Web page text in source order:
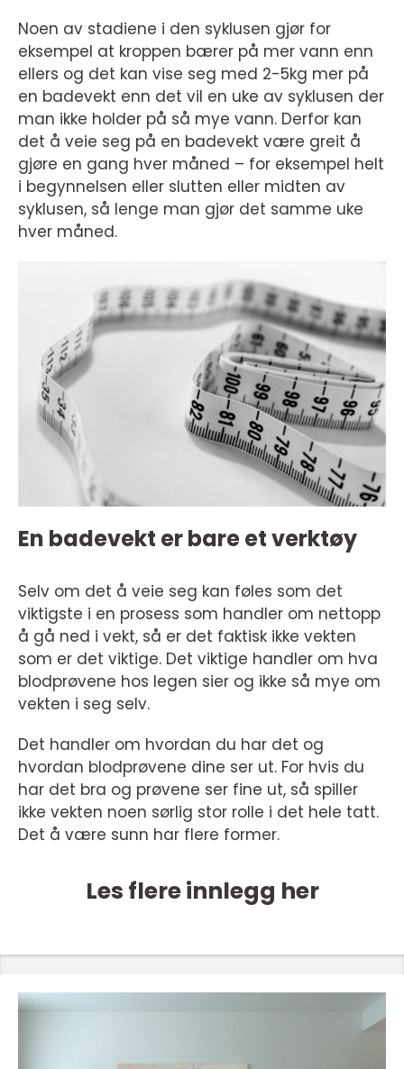
Noen av stadiene i den syklusen gjør for
eksempel at kroppen bærer på mer vann enn
ellers og det kan vise seg med 2-5kg mer på
en badevekt enn det vil en uke av syklusen der
man ikke holder på så mye vann. Derfor kan
det å veie seg på en badevekt være greit å
gjøre en gang hver måned – for eksempel helt
i begynnelsen eller slutten eller midten av
syklusen, så lenge man gjør det samme uke
hver måned.
En badevekt er bare et verktøy
Selv om det å veie seg kan føles som det
viktigste i en prosess som handler om nettopp
å gå ned i vekt, så er det faktisk ikke vekten
som er det viktige. Det viktige handler om hva
blodprøvene hos legen sier og ikke så mye om
vekten i seg selv.
Det handler om hvordan du har det og
hvordan blodprøvene dine ser ut. For hvis du
har det bra og prøvene ser fine ut, så spiller
ikke vekten noen sørlig stor rolle i det hele tatt.
Det å være sunn har flere former.
Les flere innlegg her